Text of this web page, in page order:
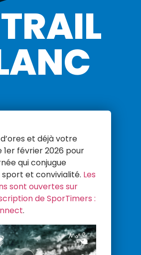
et déjà votre
1er février 2026 pour
qui conjugue
sport et convivialité. Les
sont ouvertes sur
de SporTimers :
.